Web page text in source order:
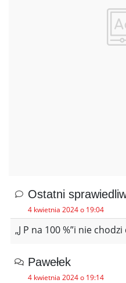
Ostatni
4 kwietnia 2024 o 19:04
„J P na 100 %”i nie
Pawełek
4 kwietnia 2024 o 19:14